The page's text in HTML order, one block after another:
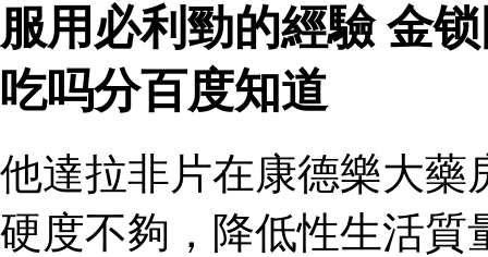
服用必利勁的經驗 金
吃吗分百度知道
他達拉非片在康德樂大藥
硬度不夠，降低性生活質